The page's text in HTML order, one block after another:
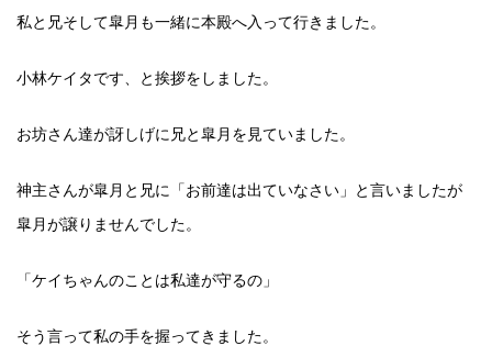
私と兄そして皐月も一緒に本殿へ入って行きました。
小林ケイタです、と挨拶をしました。
お坊さん達が訝しげに兄と皐月を見ていました。
神主さんが皐月と兄に「お前達は出ていなさい」と言いましたが
皐月が譲りませんでした。
「ケイちゃんのことは私達が守るの」
そう言って私の手を握ってきました。